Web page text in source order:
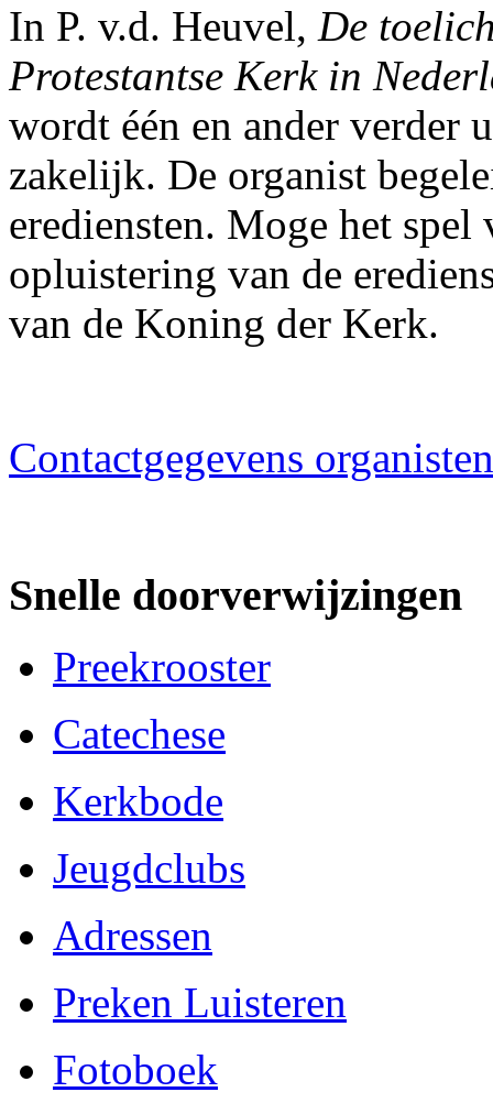
In P. v.d. Heuvel, De
Protestantse Kerk in
wordt één en ander
zakelijk. De organist
erediensten. Moge het
opluistering van de
van de Koning der Kerk.
Contactgegevens organisten
Snelle doorverwijzingen
Preekrooster
Catechese
Kerkbode
Jeugdclubs
Adressen
Preken Luisteren
Fotoboek